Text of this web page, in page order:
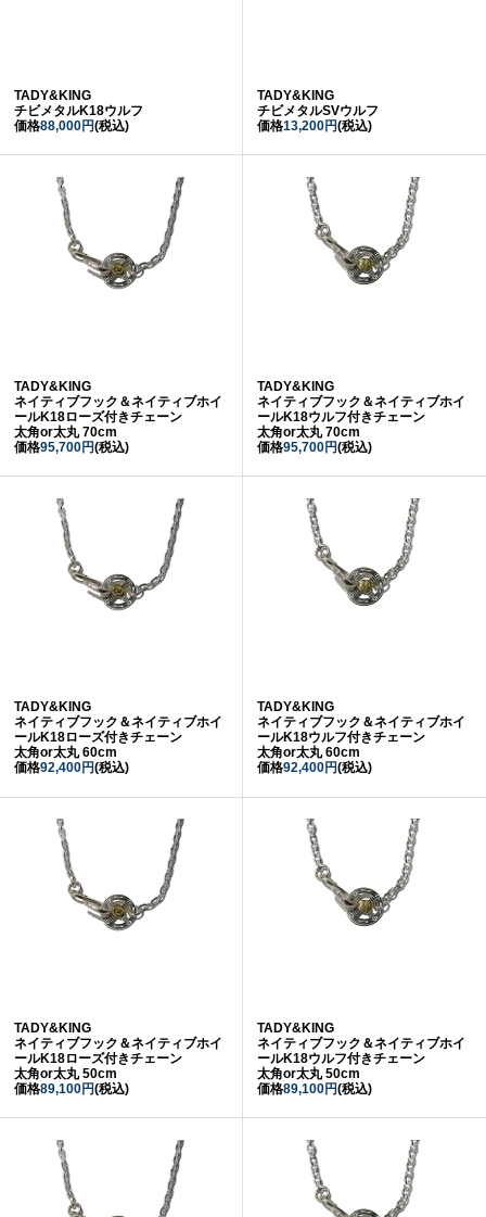
TADY&KING
チビメタルK18ウルフ
価格88,000円(税込)
TADY&KING
チビメタルSVウルフ
価格13,200円(税込)
TADY&KING
ネイティブフック＆ネイティブホイ
ールK18ローズ付きチェーン
太角or太丸 70cm
価格95,700円(税込)
TADY&KING
ネイティブフック＆ネイティブホイ
ールK18ウルフ付きチェーン
太角or太丸 70cm
価格95,700円(税込)
TADY&KING
ネイティブフック＆ネイティブホイ
ールK18ローズ付きチェーン
太角or太丸 60cm
価格92,400円(税込)
TADY&KING
ネイティブフック＆ネイティブホイ
ールK18ウルフ付きチェーン
太角or太丸 60cm
価格92,400円(税込)
TADY&KING
ネイティブフック＆ネイティブホイ
ールK18ローズ付きチェーン
太角or太丸 50cm
価格89,100円(税込)
TADY&KING
ネイティブフック＆ネイティブホイ
ールK18ウルフ付きチェーン
太角or太丸 50cm
価格89,100円(税込)